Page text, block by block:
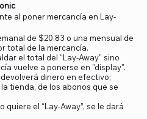
al poner mercancía en Lay-
de $20.83 o una mensual de
total de la mercancía.
el total del “Lay-Away" sino
vuelve a ponerse en "display".
dinero en efectivo;
tienda, de los abonos que se
el “Lay-Away”, se le dará